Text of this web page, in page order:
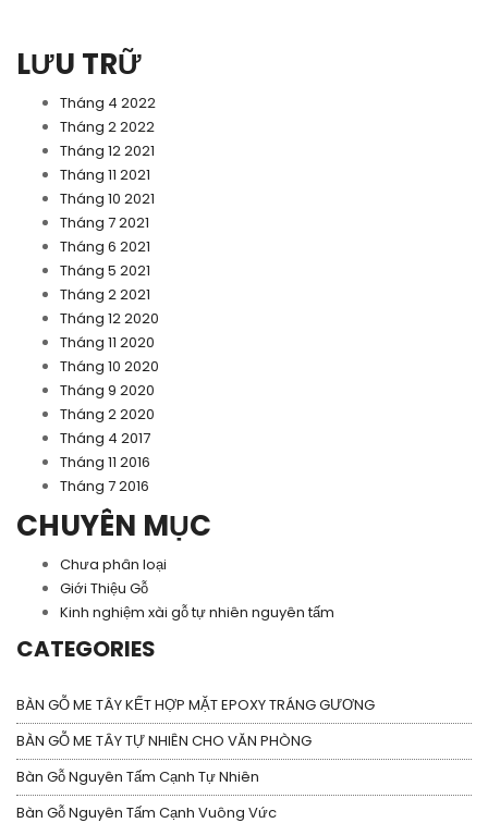
LƯU TRỮ
Tháng 4 2022
Tháng 2 2022
Tháng 12 2021
Tháng 11 2021
Tháng 10 2021
Tháng 7 2021
Tháng 6 2021
Tháng 5 2021
Tháng 2 2021
Tháng 12 2020
Tháng 11 2020
Tháng 10 2020
Tháng 9 2020
Tháng 2 2020
Tháng 4 2017
Tháng 11 2016
Tháng 7 2016
CHUYÊN MỤC
Chưa phân loại
Giới Thiệu Gỗ
Kinh nghiệm xài gỗ tự nhiên nguyên tấm
CATEGORIES
BÀN GỖ ME TÂY KẾT HỢP MẶT EPOXY TRÁNG GƯƠNG
BÀN GỖ ME TÂY TỰ NHIÊN CHO VĂN PHÒNG
Bàn Gỗ Nguyên Tấm Cạnh Tự Nhiên
Bàn Gỗ Nguyên Tấm Cạnh Vuông Vức